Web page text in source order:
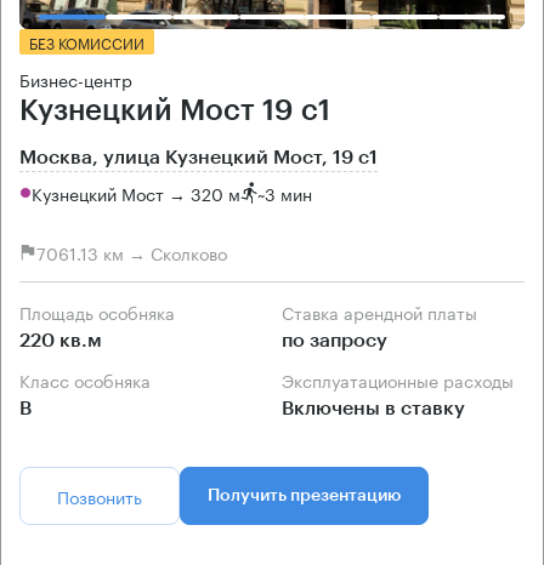
БЕЗ КОМИССИИ
Бизнес-центр
Кузнецкий Мост 19 с1
Москва, улица Кузнецкий Мост, 19 с1
Кузнецкий Мост → 320 м ~3 мин
7061.13 км → Сколково
Площадь особняка
220 кв.м
Ставка арендной платы
по запросу
Класс особняка
B
Эксплуатационные расходы
Включены в ставку
Позвонить Получить презентацию